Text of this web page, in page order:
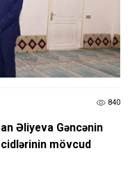
840
Əliyeva Gəncənin
mövcud